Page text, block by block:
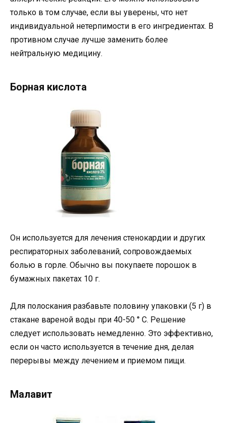
только в том случае, если вы уверены, что нет
индивидуальной нетерпимости в его ингредиентах. В
противном случае лучше заменить более
нейтральную медицину.
Борная кислота
Он используется для лечения стенокардии и других
респираторных заболеваний, сопровождаемых
болью в горле. Обычно вы покупаете порошок в
бумажных пакетах 10 г.
Для полоскания разбавьте половину упаковки (5 г) в
стакане вареной воды при 40-50 ° С. Решение
следует использовать немедленно. Это эффективно,
если он часто используется в течение дня, делая
перерывы между лечением и приемом пищи.
Малавит